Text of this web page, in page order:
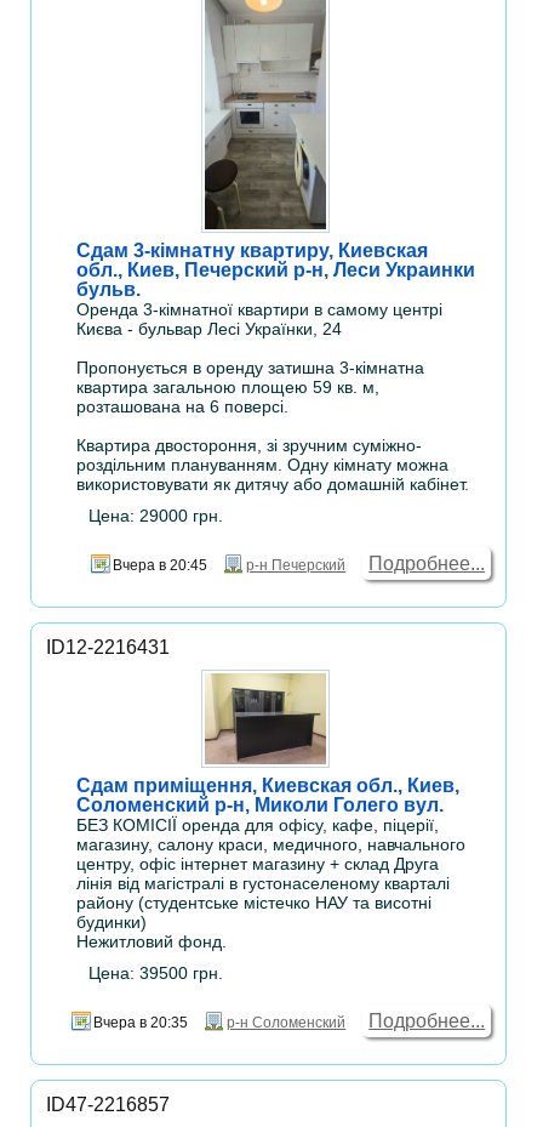
Сдам 3-кімнатну квартиру, Киевская
обл., Киев, Печерский р-н, Леси Украинки
бульв.
Оренда 3-кімнатної квартири в самому центрі
Києва - бульвар Лесі Українки, 24
Пропонується в оренду затишна 3-кімнатна
квартира загальною площею 59 кв. м,
розташована на 6 поверсі.
Квартира двостороння, зі зручним суміжно-
роздільним плануванням. Одну кімнату можна
використовувати як дитячу або домашній кабінет.
Цена: 29000 грн.
Вчера в 20:45 р-н Печерский Подробнее...
ID12-2216431
Сдам приміщення, Киевская обл., Киев,
Соломенский р-н, Миколи Голего вул.
БЕЗ КОМІСІЇ оренда для офісу, кафе, піцерії,
магазину, салону краси, медичного, навчального
центру, офіс інтернет магазину + склад Друга
лінія від магістралі в густонаселеному кварталі
району (студентське містечко НАУ та висотні
будинки)
Нежитловий фонд.
Цена: 39500 грн.
Вчера в 20:35 р-н Соломенский Подробнее...
ID47-2216857